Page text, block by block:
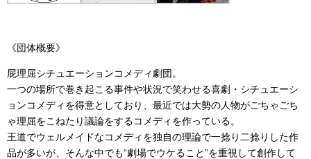
MELT
《団体概要》
屁理屈シチュエーションコメディ劇団。
一つの場所で巻き起こる事件や状況で笑わせる喜劇・シチュエーシ
ョンコメディを得意としており、最近では大勢の人物がごちゃごち
ゃ理屈をこねたり議論をするコメディを作っている。
王道でウェルメイドなコメディを独自の理論で一捻り二捻りした作
品が多いが、そんな中でも“劇場でウケること”を重視して創作して